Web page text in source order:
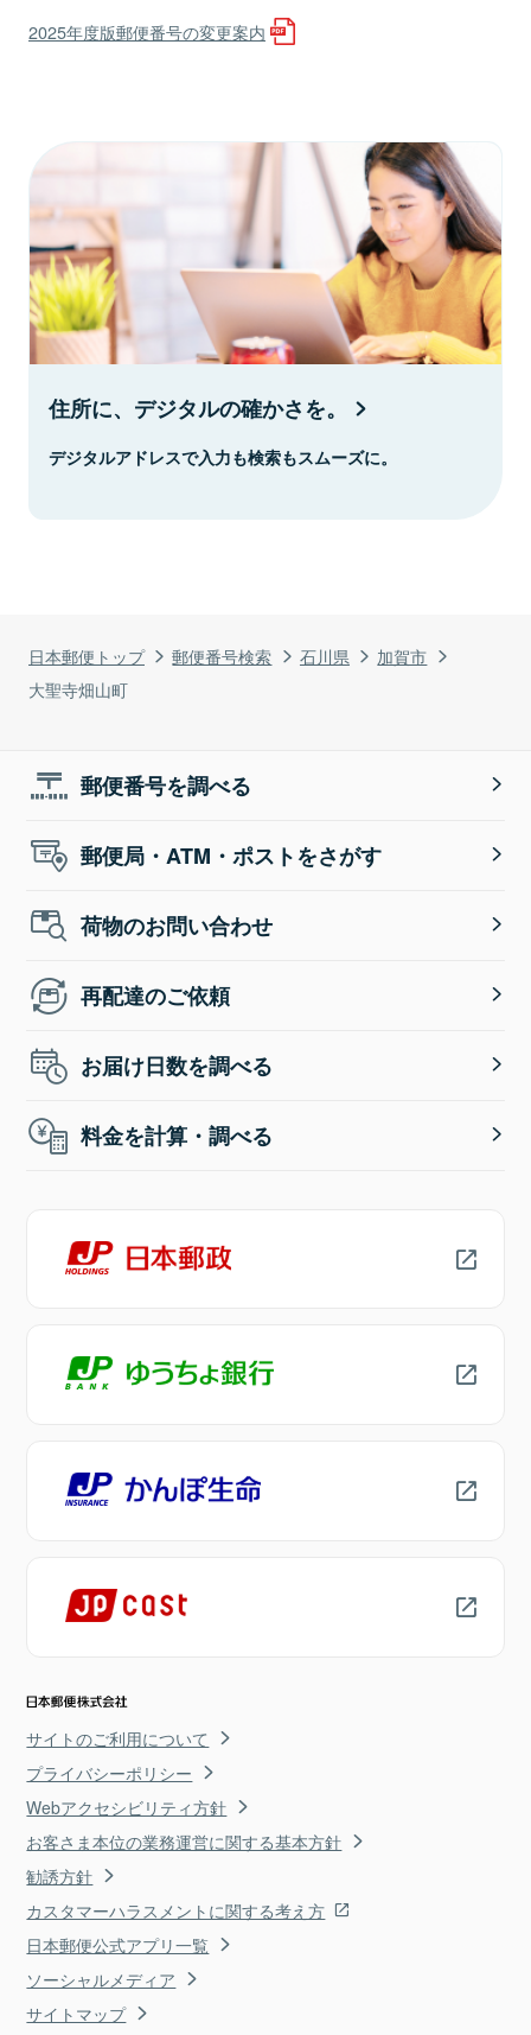
日本郵便トップ 郵便番号検索 石川県
加賀市
大聖寺畑山町
2025年度版郵便番号の変更案内
住所に、デジタルの確かさを。
デジタルアドレスで入力も検索もスムーズに。
郵便番号を調べる
郵便局・ATM・ポストをさがす
荷物のお問い合わせ
再配達のご依頼
お届け日数を調べる
料金を計算・調べる
サイトのご利用について
プライバシーポリシー
Webアクセシビリティ方針
お客さま本位の業務運営に関する基本方針
勧誘方針
カスタマーハラスメントに関する考え方
日本郵便公式アプリ一覧
ソーシャルメディア
サイトマップ